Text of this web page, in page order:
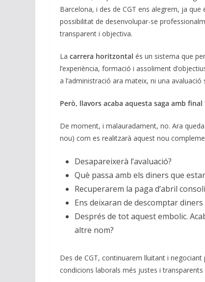
Barcelona, i des de CGT ens alegrem, ja
possibilitat de desenvolupar-se
transparent i objectiva.
La carrera horitzontal és un sistema que
l’experiència, formació i assoliment
a l’administració ara mateix, ni una avaluació
Però, llavors acaba aquesta saga amb final
De moment, i malauradament, no. Ara
nou) com es realitzarà aquest nou
Desapareixerà l’avaluació?
Què passa amb els diners que
Recuperarem la paga d’abril
Ens deixaran de descomptar diners
Després de tot aquest embolic.
altre nom?
Des de CGT, continuarem lluitant i
condicions laborals més justes i